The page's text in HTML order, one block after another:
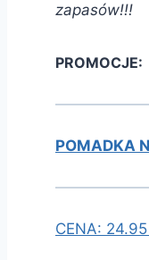
zapasów!!!
PROMOCJE:
POMADKA
CENA: